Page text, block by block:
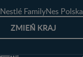
Nestlé FamilyNes Polska
ZMIEŃ KRAJ